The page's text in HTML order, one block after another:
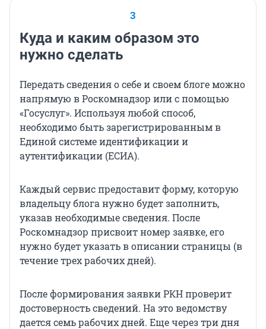
3
Куда и каким образом это
нужно сделать
Передать сведения о себе и своем блоге можно
напрямую в Роскомнадзор или с помощью
«Госуслуг». Используя любой способ,
необходимо быть зарегистрированным в
Единой системе идентификации и
аутентификации (ЕСИА).
Каждый сервис предоставит форму, которую
владельцу блога нужно будет заполнить,
указав необходимые сведения. После
Роскомнадзор присвоит номер заявке, его
нужно будет указать в описании страницы (в
течение трех рабочих дней).
После формирования заявки РКН проверит
достоверность сведений. На это ведомству
дается семь рабочих дней. Еще через три дня